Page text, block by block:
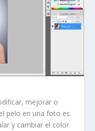
mejorar o
pelo en una foto es
y cambiar el color